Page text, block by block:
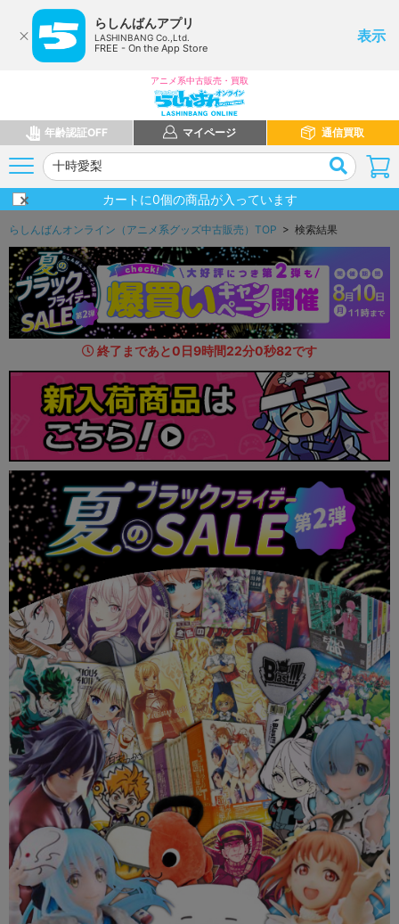
らしんばんアプリ
LASHINBANG Co.,Ltd.
FREE - On the App Store
表示
アニメ系中古販売・買取
年齢認証OFF マイページ 通信買取
カートに0個の商品が入っています
らしんばんオンライン（アニメ系グッズ中古販売）TOP > 検索結果
終了まであと0日9時間21分59秒55です